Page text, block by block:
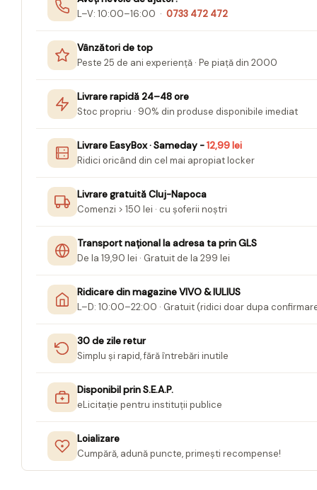
Stickere scolare
Seturi scolare
Plastilina, Planseta plastilina
Socotitoare, Betisoare
Carti de Colorat pentru copii
Carti Educative
Carnetele notite copii
Jurnale cu cheita, lacat,
Pasta modelatoare
Harti de perete
Creta scolara
Glob Pamantesc Scolar
Materiale Didactice
Instrumente geometrie pentru
tabla scolara
Tablite de desenat magnetice
Sugativa
Articole papetarie pentru copii
Banda adeziva
L–V: 10:00–16:00 · 0733 472 472
Vânzători de top
Peste 25 de ani experiență · Pe piață din 2000
Livrare rapidă 24–48 ore
Stoc propriu · 90% din produse disponibile imediat
Livrare EasyBox · Sameday -12,99 lei
Ridici oricând din cel mai apropiat locker
Livrare gratuită Cluj-Napoca
Comenzi > 150 lei · cu șoferii noștri
Transport național la adresa ta prin GLS
De la 19,90 lei · Gratuit de la 299 lei
Ridicare din magazine VIVO & IULIUS
L–D: 10:00–22:00 · Gratuit (ridici doar dupa
30 de zile retur
Simplu și rapid, fără întrebări inutile
Disponibil prin S.E.A.P.
eLicitație pentru instituții publice
Loializare
Cumpără, adună puncte, primești recompense!